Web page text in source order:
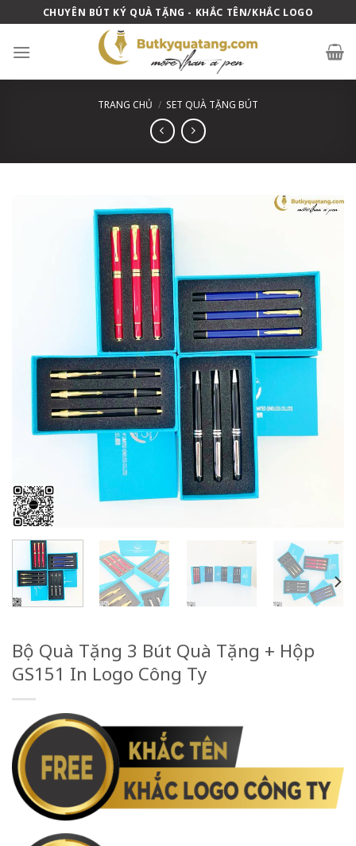
to
content
CHUYÊN BÚT KÝ QUÀ TẶNG - KHẮC TÊN/KHẮC LOGO
TRANG CHỦ / SET QUÀ TẶNG BÚT
Bộ Quà Tặng 3 Bút Quà Tặng + Hộp
GS151 In Logo Công Ty